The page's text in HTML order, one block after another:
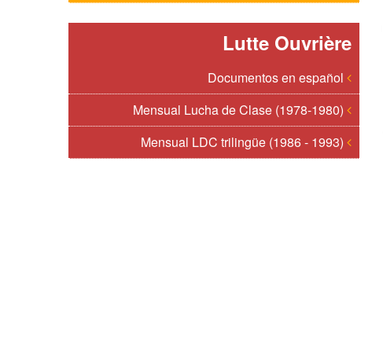
Lutte Ouvrière